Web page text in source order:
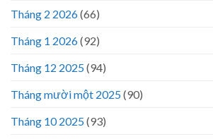
Tháng 2 2026(66)
Tháng 1 2026(92)
Tháng 12 2025(94)
Tháng mười một 2025(90)
Tháng 10 2025(93)